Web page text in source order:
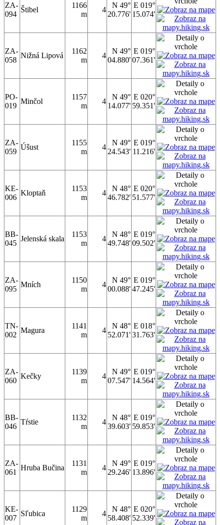
ZA-
094
Štibel
1166
m
4
N 49°
20.776'
E 019°
15.074'
ZA-
058
Nižná Lipová
1162
m
4
N 49°
04.880'
E 019°
07.361'
PO-
019
Minčol
1157
m
4
N 49°
14.077'
E 020°
59.351'
ZA-
059
Úšust
1155
m
4
N 49°
24.543'
E 019°
11.216'
KE-
006
Kloptaň
1153
m
4
N 48°
46.782'
E 020°
51.577'
BB-
045
Jelenská skala
1153
m
4
N 48°
49.748'
E 019°
09.502'
ZA-
095
Mních
1150
m
4
N 49°
00.088'
E 019°
47.245'
TN-
002
Magura
1141
m
4
N 48°
52.071'
E 018°
31.763'
ZA-
060
Kečky
1139
m
4
N 49°
07.547'
E 019°
14.564'
BB-
046
Tŕstie
1132
m
4
N 48°
39.603'
E 019°
59.853'
ZA-
061
Hruba Bučina
1131
m
4
N 49°
29.246'
E 019°
13.896'
KE-
007
Sľubica
1129
m
4
N 48°
58.408'
E 020°
52.339'